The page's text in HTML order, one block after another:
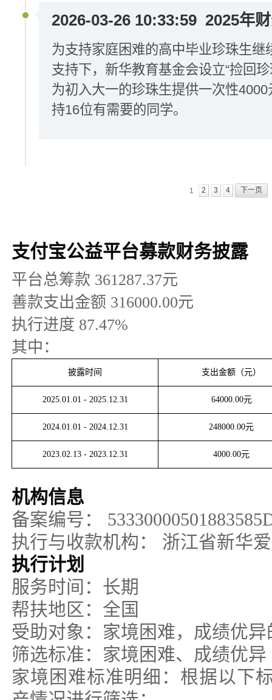
2026-03-26 10:33:59 2025年
为支持家庭困难的高中毕业珍珠生
支持下，新华教育基金会设立“捡回
为初入大一的珍珠生提供一次性
持16位有需要的同学。
1 2 3 4 下一页
支付宝公益平台募款财务披露
平台总筹款 361287.37元
善款支出金额 316000.00元
执行进度 87.47%
其中：
披露时间 支出金额（元）
2025.01.01 - 2025.12.31 64000.00元
2024.01.01 - 2024.12.31 248000.00元
2023.02.13- 2023.12.31 4000.00元
机构信息
备案编号：
执行与收款机构：
浙江省新华
执行计划
服务时间：长期
帮扶地区：全国
受助对象：家境困难，成绩优
筛选标准：家境困难、成绩优异
家境困难标准明细：根据以下